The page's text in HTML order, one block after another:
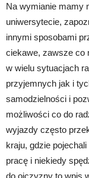
Na wymianie mamy
uniwersytecie,
innymi sposobami
ciekawe, zawsze co
w wielu sytuacjach
przyjemnych jak i
samodzielności i
możliwości co do
wyjazdy często
kraju, gdzie
pracę i niekiedy
do ojczyzny to wpis